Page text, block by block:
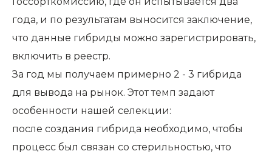
года, и по результатам выносится заключение,
что данные гибриды можно зарегистрировать,
включить в реестр.
За год мы получаем примерно 2 - 3 гибрида
для вывода на рынок. Этот темп задают
особенности нашей селекции:
после создания гибрида необходимо, чтобы
процесс был связан со стерильностью, что